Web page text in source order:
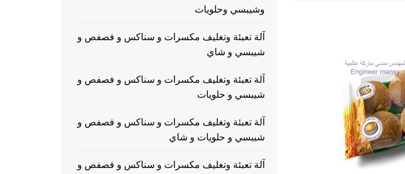
وشيبسي وحلويات
آلة تعبئة وتغليف مكسرات و سناكس و فصفص و
شيبسي و شاي
آلة تعبئة وتغليف مكسرات و سناكس و فصفص و
شيبسي و حلويات
آلة تعبئة وتغليف مكسرات و سناكس و فصفص و
شيبسي و حلويات و شاي
آلة تعبئة وتغليف مكسرات و سناكس و فصفص و